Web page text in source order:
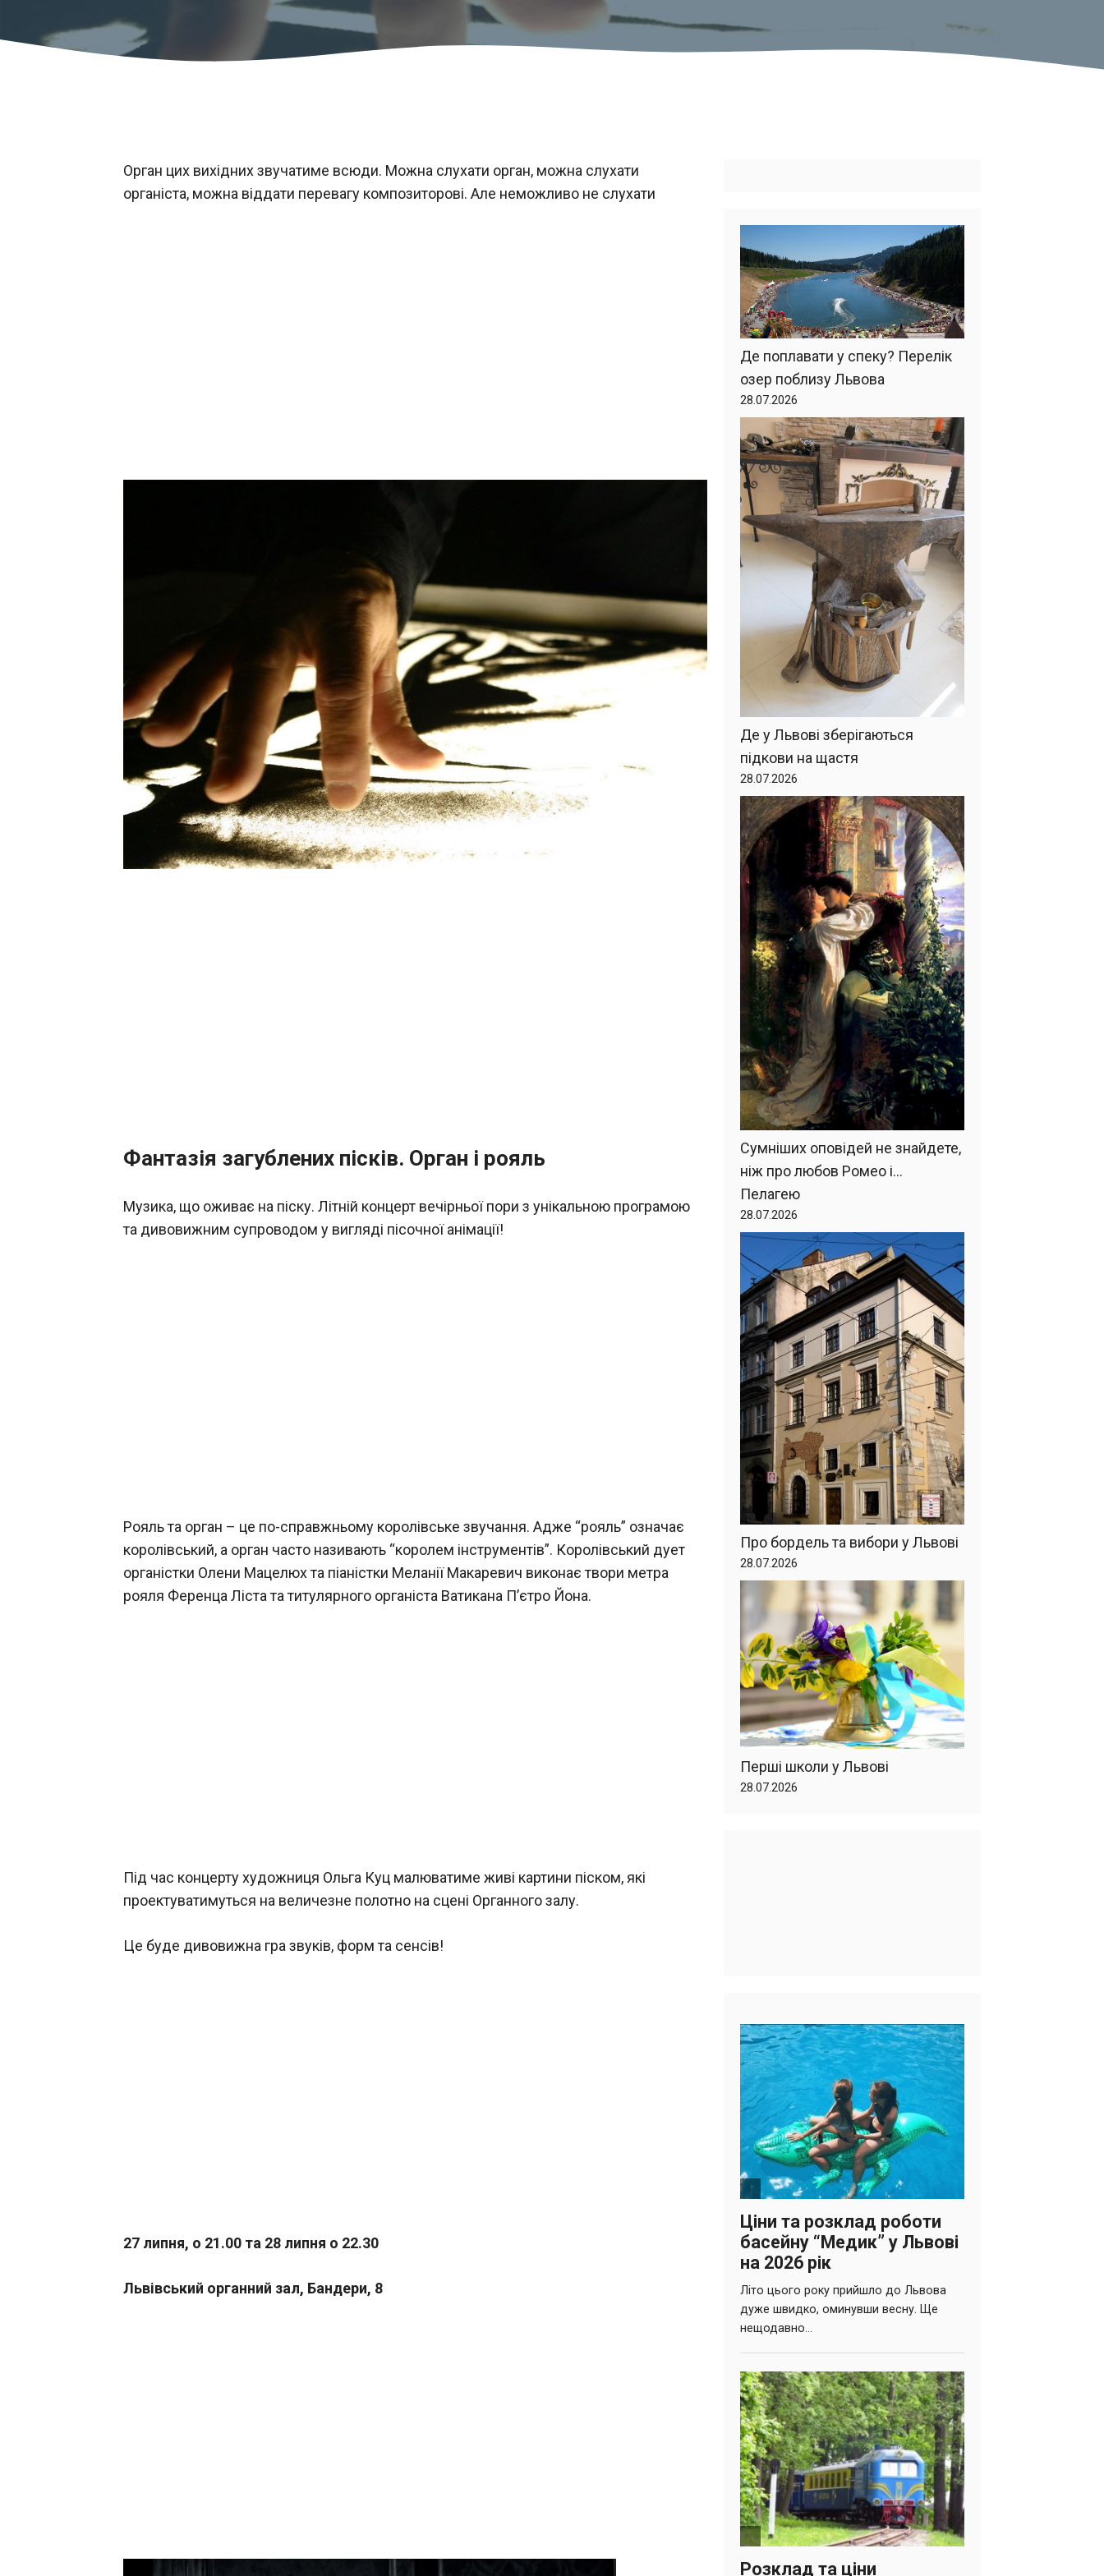
Орган цих вихідних звучатиме всюди. Можна слухати орган, можна слухати
органіста, можна віддати перевагу композиторові. Але неможливо не слухати
Фантазія загублених пісків. Орган і рояль
Музика, що оживає на піску. Літній концерт вечірньої пори з унікальною програмою
та дивовижним супроводом у вигляді пісочної анімації!
Рояль та орган – це по-справжньому королівське звучання. Адже “рояль” означає
королівський, а орган часто називають “королем інструментів”. Королівський дует
органістки Олени Мацелюх та піаністки Меланії Макаревич виконає твори метра
рояля Ференца Ліста та титулярного органіста Ватикана П’єтро Йона.
Під час концерту художниця Ольга Куц малюватиме живі картини піском, які
проектуватимуться на величезне полотно на сцені Органного залу.
Це буде дивовижна гра звуків, форм та сенсів!
27 липня, о 21.00 та 28 липня о 22.30
Львівський органний зал, Бандери, 8
Де поплавати у спеку? Перелік
озер поблизу Львова
28.07.2026
Де у Львові зберігаються
підкови на щастя
28.07.2026
Сумніших оповідей не знайдете,
ніж про любов Ромео і…
Пелагею
28.07.2026
Про бордель та вибори у Львові
28.07.2026
Перші школи у Львові
28.07.2026